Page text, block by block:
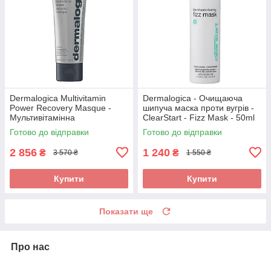
Dermalogica Multivitamin
Power Recovery Masque -
Мультивітамінна
відновлююча маска, 75 мл
Готово до відправки
2 856 ₴ 3 570 ₴
Купити
Dermalogica - Очищаюча
шипуча маска проти вугрів -
ClearStart - Fizz Mask - 50ml
Готово до відправки
1 240 ₴ 1 550 ₴
Купити
Показати ще
Про нас